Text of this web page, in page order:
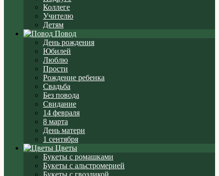
Коллеге
Учителю
Детям
Повод
День рождения
Юбилей
Люблю
Прости
Рождение ребенка
Свадьба
Без повода
Свидание
14 февраля
8 марта
День матери
1 сентября
Цветы
Букеты с ромашками
Букеты с альстромерией
Букеты с гвоздикой